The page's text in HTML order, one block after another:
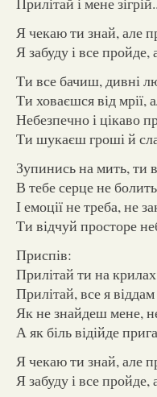
Я чекаю ти знай, але
Я забуду і все пройде,
Ти все бачиш, дивні
Ти ховаєшся від мрії,
Небезпечно і цікаво
Ти шукаєш гроші й
Зупинись на мить, ти
В тебе серце не
І емоції не треба, не
Ти відчуй просторе
Приспів:
Прилітай ти на крилах
Прилітай, все я
Як не знайдеш мене,
А як біль відійде
Я чекаю ти знай, але
Я забуду і все пройде,